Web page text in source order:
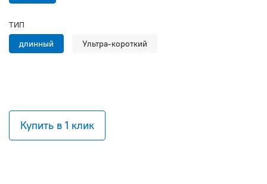
Купить в 1 клик
ТИП
длинный Ультра-короткий